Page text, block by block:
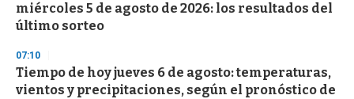
miércoles 5 de agosto de 2026: los resultados del
último sorteo
07:10
Tiempo de hoy jueves 6 de agosto: temperaturas,
vientos y precipitaciones, según el pronóstico de